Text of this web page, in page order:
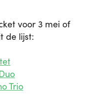
voor 3 mei of
de lijst:
Trio